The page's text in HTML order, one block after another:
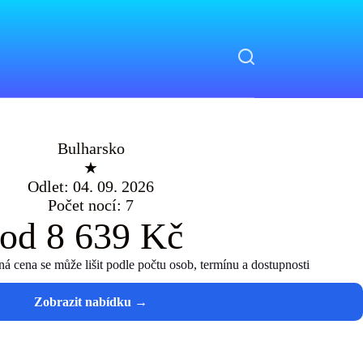
Bulharsko
★
Odlet: 04. 09. 2026
Počet nocí: 7
od 8 639 Kč
cena se může lišit podle počtu osob, termínu a dostupnosti